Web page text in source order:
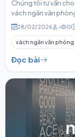
Chúng tôi tư vấn
vách ngăn văn
28/02/2026 - 0
vách ngăn văn phòng
Đọc bài